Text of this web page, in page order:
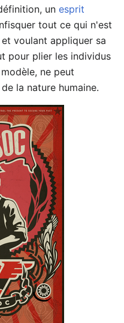
un esprit
tout ce qui n'est
voulant appliquer sa
pour plier les individus
ne peut
la nature humaine.